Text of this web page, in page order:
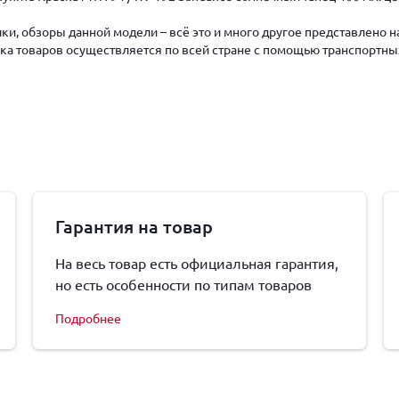
обзоры данной модели – всё это и много другое
товаров осуществляется по всей стране с помощью
Гарантия на товар
На весь товар есть официальная гарантия,
но есть особенности по типам товаров
Подробнее